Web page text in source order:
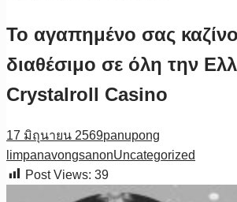
Το αγαπημένο σας
διαθέσιμο σε όλη την
Crystalroll Casino
17 มิถุนายน 2569panupong
limpanavongsanonUncategorized
Post Views: 39